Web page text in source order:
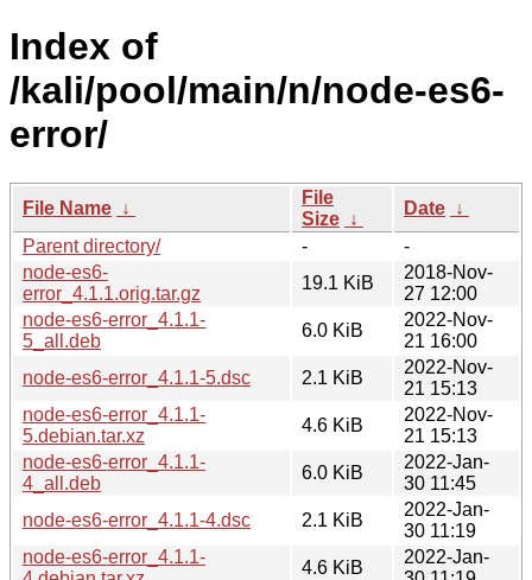
Index of
/kali/pool/main/n/node-es6-
error/
File Name ↓
File
Size ↓
Date ↓
Parent directory/
-
-
node-es6-
error_4.1.1.orig.tar.gz
19.1 KiB
2018-Nov-
27 12:00
node-es6-error_4.1.1-
5_all.deb
6.0 KiB
2022-Nov-
21 16:00
node-es6-error_4.1.1-5.dsc
2.1 KiB
2022-Nov-
21 15:13
node-es6-error_4.1.1-
5.debian.tar.xz
4.6 KiB
2022-Nov-
21 15:13
node-es6-error_4.1.1-
4_all.deb
6.0 KiB
2022-Jan-
30 11:45
node-es6-error_4.1.1-4.dsc
2.1 KiB
2022-Jan-
30 11:19
node-es6-error_4.1.1-
4.6 KiB
2022-Jan-